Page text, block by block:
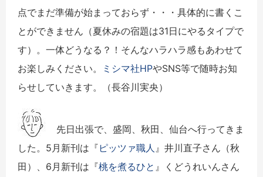
点でまだ準備が始まっておらず・・・具体的に書くこ
とができません（夏休みの宿題は31日にやるタイプで
す）。一体どうなる？！そんなハラハラ感もあわせて
お楽しみください。
ミシマ社HPやSNS等で随時お知
らせしていきます。
（長谷川実央）
先日出張で、盛岡、秋田、仙台へ行ってきま
した。5月新刊は『 ピッツァ職人 』井川直子さん（秋
田）、6月新刊は『桃を煮るひと 』くどうれいんさん